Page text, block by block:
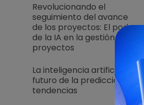
Revolucionando el
seguimiento del avance
de los proyectos: El poder
de la IA en la gestión de
proyectos
La inteligencia artificial y el
futuro de la predicción de
tendencias